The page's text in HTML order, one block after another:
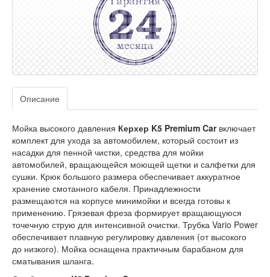
Описание
Мойка высокого давления Керхер K5 Premium Carвключает
комплект для ухода за автомобилем, который состоит из
насадки для пенной чистки, средства для мойки
автомобилей, вращающейся моющей щетки и салфетки для
сушки. Крюк большого размера обеспечивает аккуратное
хранение смотанного кабеля. Принадлежности
размещаются на корпусе минимойки и всегда готовы к
применению. Грязевая фреза формирует вращающуюся
точечную струю для интенсивной очистки. Трубка Vario Power
обеспечивает плавную регулировку давления (от высокого
до низкого). Мойка оснащена практичным барабаном для
сматывания шланга.